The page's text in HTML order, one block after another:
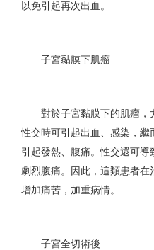
以免引起再次出血。
子宮黏膜下肌瘤
對於子宮黏膜下的肌瘤，
性交時可引起出血、感染，繼
引起發熱、腹痛。性交還可
劇烈腹痛。因此，這類患者
增加痛苦，加重病情。
子宮全切術後